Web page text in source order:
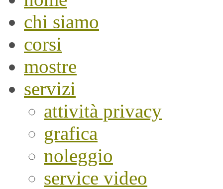
chi siamo
corsi
mostre
servizi
attività privacy
grafica
noleggio
service video